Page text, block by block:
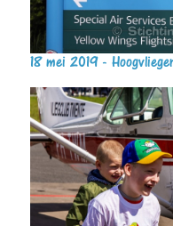
18 mei 2019 -